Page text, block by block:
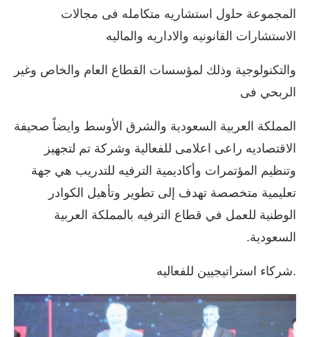
اﻟﻤﺠﻤﻮﻋﺔ ﺣﻠول استشاريه متكامله فى مجالات
الاستشارات القانونيه والاداريه والماليه
واﻟﺘﻜﻨﻮﻟﻮﺟﻴﺔ وذﻟﻚ ﻟﻤﺆﺳﺴﺎت اﻟﻘﻄﺎع اﻟﻌﺎم واﻟﺨﺎص وﻏﻴﺮ
اﻟﺮﺑﺤﻲ فى
اﻟﻤﻤﻠﻜﺔ اﻟﻌﺮﺑﻴﺔ اﻟﺴﻌﻮدﻳﺔ واﻟﺸﺮق اﻷوﺳﻂ وايضاً صحيفة
الاقتصاديه راعى اعلامى للفعالية وشركة تم لتجهيز
وتنظيم المؤتمرات وأكاديمية الترفيه للتدريب هي جهة
تعليمية متخصصة تهدف إلى تطوير وتأهيل الكوادر
الوطنية للعمل في قطاع الترفيه بالمملكة العربية
السعودية.
.شركاء استراتيجيين للفعاليه